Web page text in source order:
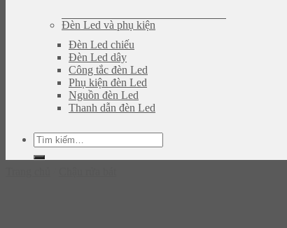
Đèn Led và phụ kiện
Đèn Led chiếu
Đèn Led dây
Công tắc đèn Led
Phụ kiện đèn Led
Nguồn đèn Led
Thanh dẫn đèn Led
Tìm
kiếm: